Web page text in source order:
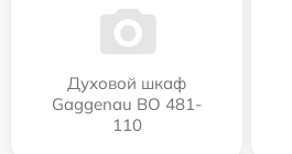
Духовой шкаф
Gaggenau BO 481-
110